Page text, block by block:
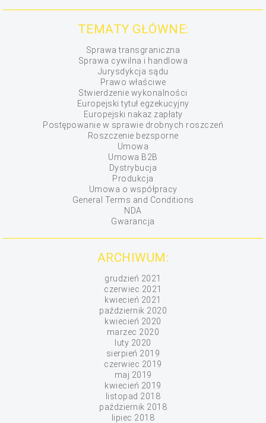
TEMATY GŁÓWNE:
Sprawa transgraniczna
Sprawa cywilna i handlowa
Jurysdykcja sądu
Prawo właściwe
Stwierdzenie wykonalności
Europejski tytuł egzekucyjny
Europejski nakaz zapłaty
Postępowanie w sprawie drobnych roszczeń
Roszczenie bezsporne
Umowa
Umowa B2B
Dystrybucja
Produkcja
Umowa o współpracy
General Terms and Conditions
NDA
Gwarancja
ARCHIWUM:
grudzień 2021
czerwiec 2021
kwiecień 2021
październik 2020
kwiecień 2020
marzec 2020
luty 2020
sierpień 2019
czerwiec 2019
maj 2019
kwiecień 2019
listopad 2018
październik 2018
lipiec 2018